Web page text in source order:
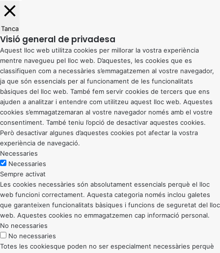
Tanca
Visió general de privadesa
Aquest lloc web utilitza cookies per millorar la vostra experiència
mentre navegueu pel lloc web. D’aquestes, les cookies que es
classifiquen com a necessàries s’emmagatzemen al vostre navegador,
ja que són essencials per al funcionament de les funcionalitats
bàsiques del lloc web. També fem servir cookies de tercers que ens
ajuden a analitzar i entendre com utilitzeu aquest lloc web. Aquestes
cookies s’emmagatzemaran al vostre navegador només amb el vostre
consentiment. També teniu l’opció de desactivar aquestes cookies.
Però desactivar algunes d’aquestes cookies pot afectar la vostra
experiència de navegació.
Necessaries
Necessaries
Sempre activat
Les cookies necessàries són absolutament essencials perquè el lloc
web funcioni correctament. Aquesta categoria només inclou galetes
que garanteixen funcionalitats bàsiques i funcions de seguretat del lloc
web. Aquestes cookies no emmagatzemen cap informació personal.
No necessaries
No necessaries
Totes les cookiesque poden no ser especialment necessàries perquè